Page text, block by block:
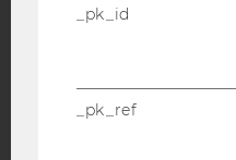
_pk_id
_pk_ref